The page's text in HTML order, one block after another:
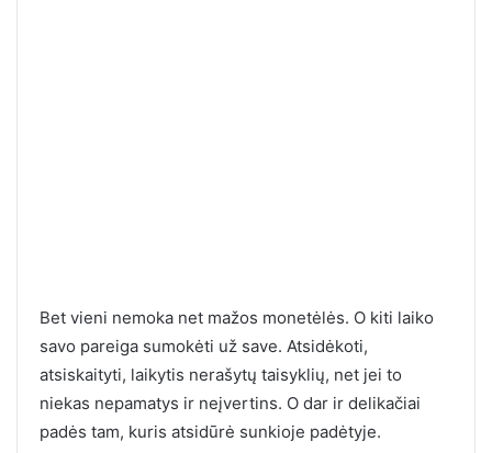
Bet vieni nemoka net mažos monetėlės. O kiti laiko
savo pareiga sumokėti už save. Atsidėkoti,
atsiskaityti, laikytis nerašytų taisyklių, net jei to
niekas nepamatys ir neįvertins. O dar ir delikačiai
padės tam, kuris atsidūrė sunkioje padėtyje.